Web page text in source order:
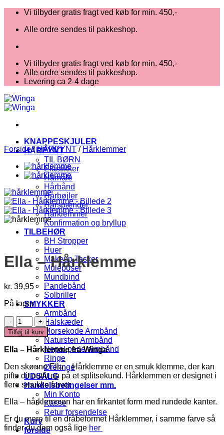
Fortsæt
indhold
Vi tilbyder gratis fragt ved køb for min. 450,-
Alle ordre sendes til pakkeshop.
Vi tilbyder gratis fragt ved køb for min. 450,-
Alle ordre sendes til pakkeshop.
Levering ca 2-4 dage
KNAPPESKJULER
HÅRPYNT
TIL BØRN
Elastikker
Hårnåle
Hårbånd
Hårbøjler
Hårspænder
Hårklemmer
Konfirmation og bryllup
TILBEHØR
BH Stropper
Huer
Makeup Tasker
Muleposer
Mundbind
Pandebånd
Solbriller
SMYKKER
Armbånd
Halskæder
Morsekode Armbånd
Natursten Armbånd
Nepal perle armbånd
Ringe
Øreringe
UDSALG
Handelsbetingelser mm.
Min Konto
Kasse
Retur forsendelse
Kurv
forside
Forside / HÅRPYNT / Hårklemmer
Ella – Hårklemme
kr. 39,95
På lager
Ella
-
Hårklemme
antal
Tilføj til kurv
Ella – Hårklemme fra Winga
Den skønne Ella – Hårklemme er en smuk klemme, der kan
pifte dit outfit op på et splitsekund. Hårklemmen er designet i
flere smukke farver
Ella – hårklemmen har en firkantet form med rundede kanter.
Er du mere til en dråbeformet Hårklemmer, i samme farve så
finder du dem også lige her